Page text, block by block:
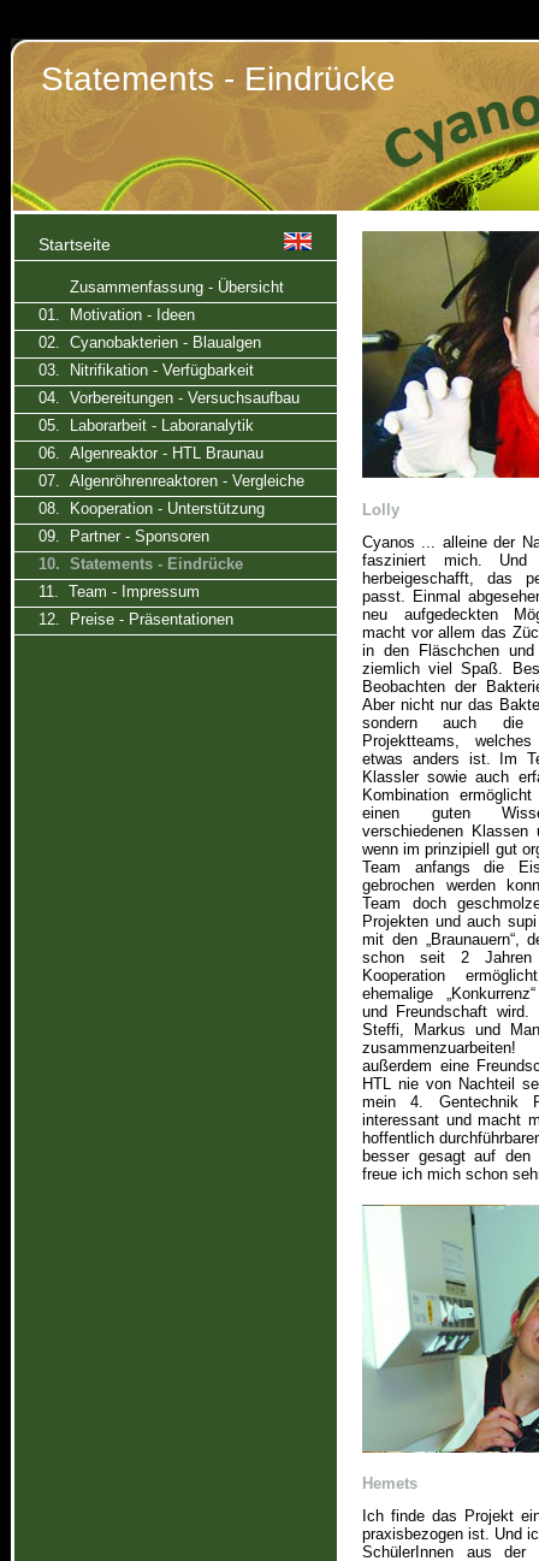
Statements - Eindrücke
Startseite
Zusammenfassung - Übersicht
01. Motivation - Ideen
02. Cyanobakterien - Blaualgen
03. Nitrifikation - Verfügbarkeit
04. Vorbereitungen - Versuchsaufbau
05. Laborarbeit - Laboranalytik
06. Algenreaktor - HTL Braunau
07. Algenröhrenreaktoren - Vergleiche
08. Kooperation - Unterstützung
09. Partner - Sponsoren
10. Statements - Eindrücke
11. Team - Impressum
12. Preise - Präsentationen
Lolly
Cyanos ... alleine der
fasziniert mich.
herbeigeschafft, das
passt. Einmal
neu aufgedeckten
macht vor allem das
in den Fläschchen
ziemlich viel Spaß.
Beobachten der
Aber nicht nur das
sondern auch die
Projektteams,
etwas anders ist. Im
Klassler sowie auch
Kombination
einen guten
verschiedenen Klassen
wenn im prinzipiell gut
Team anfangs die
gebrochen werden
Team doch
Projekten und auch
mit den „Braunauern“,
schon seit 2
Kooperation
ehemalige
und Freundschaft
Steffi, Markus und
außerdem eine
HTL nie von Nachteil
mein 4. Gentechnik
interessant und macht
hoffentlich
besser gesagt auf
freue ich mich schon
Hemets
Ich finde das Projekt
praxisbezogen ist. Und
SchülerInnen aus der